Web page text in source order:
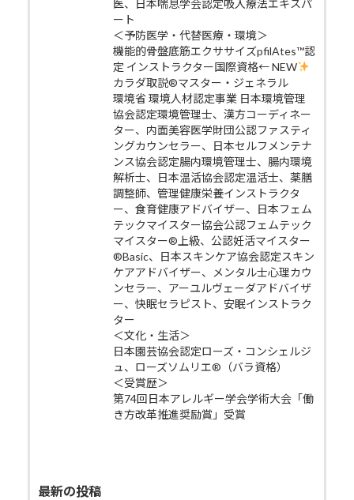
医、日本喘息学会認定吸入療法エキスパ
ート
＜予防医学・代替医療・環境＞
機能的骨盤底筋エクササイズpfilAtes™認
定 インストラクター国際資格← NEW
カラダ取説®マスター・ジェネラル
環境省 環境人材認定事業 日本環境管理
協会認定環境管理士、漢方コーディネー
ター、内面美容医学財団公認ファスティ
ングカウンセラー、日本セルフメンテナ
ンス協会認定腸内環境管理士、腸内環境
解析士、日本温活協会認定温活士、薬膳
調整師、管理健康栄養インストラクタ
ー、食育健康アドバイザー、日本フェム
テックマイスター協会公認フェムテック
マイスター®上級、公認妊活マイスター
®Basic、日本スキンケア協会認定スキン
ケアアドバイザー、メンタル士心理カウ
ンセラー、アーユルヴェーダアドバイザ
ー、快眠セラピスト、安眠インストラク
ター
＜文化・生活＞
日本園芸協会認定ローズ・コンシェルジ
ュ、ローズソムリエ®（バラ資格）
＜受賞歴＞
第74回日本アレルギー学会学術大会「働
き方改革推進奨励賞」受賞
最新の投稿